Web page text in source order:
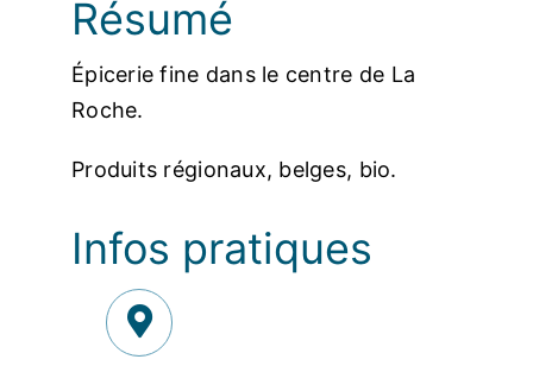
Résumé
Épicerie fine dans le centre de La
Roche.
Produits régionaux, belges, bio.
Infos pratiques